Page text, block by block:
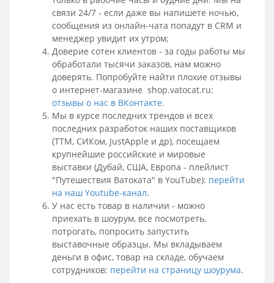
связи 24/7 - если даже вы напишете ночью,
сообщения из онлайн-чата попадут в CRM и
менеджер увидит их утром;
Доверие сотен клиентов - за годы работы мы
обработали тысячи заказов, нам можно
доверять. Попробуйте найти плохие отзывы
о интернет-магазине shop.vatocat.ru:
отзывы о нас в ВКонтакте.
Мы в курсе последних трендов и всех
последних разработок наших поставщиков
(ТТМ, СИКом, JustApple и др), посещаем
крупнейшие российские и мировые
выставки (Дубай, США, Европа - плейлист
"Путешествия Ватоката" в YouTube): перейти
на наш Youtube-канал.
У нас есть товар в наличии - можно
приехать в шоурум, все посмотреть,
потрогать, попросить запустить
выставочные образцы. Мы вкладываем
деньги в офис, товар на складе, обучаем
сотрудников: перейти на страницу шоурума.